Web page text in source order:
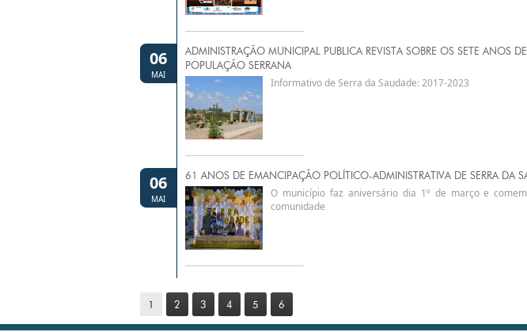
06
MAI
ADMINISTRAÇÃO MUNICIPAL PUBLICA REVISTA SOBRE OS SETE ANOS
POPULAÇÃO SERRANA
Informativo de Serra da Saudade: 2017-2023
06
MAI
61 ANOS DE EMANCIPAÇÃO POLÍTICO-ADMINISTRATIVA DE SERRA DA
O município faz aniversário dia 1º de março e
comunidade
1 2 3 4 5 6